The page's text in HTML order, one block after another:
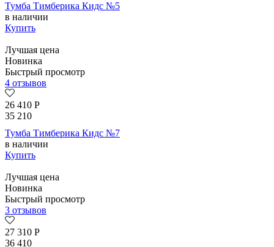
Тумба Тимберика Кидс №5
в наличии
Купить
Лучшая цена
Новинка
Быстрый просмотр
4 отзывов
26 410 Р
35 210
Тумба Тимберика Кидс №7
в наличии
Купить
Лучшая цена
Новинка
Быстрый просмотр
3 отзывов
27 310 Р
36 410